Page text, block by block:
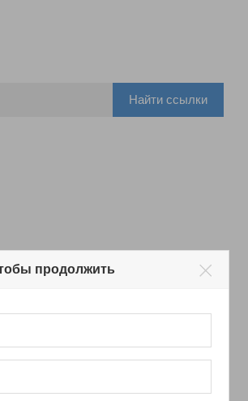
Найти ссылки
продолжить